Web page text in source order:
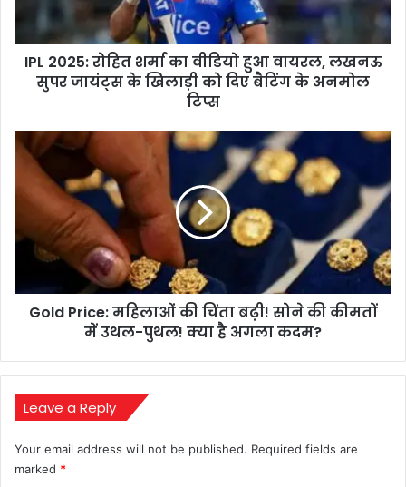
लखनऊ
सुपर
जायंट्स
दिए
के
अनमोल
टिप्स
IPL 2025: रोहित शर्मा का वीडियो हुआ वायरल, लखनऊ
सुपर जायंट्स के खिलाड़ी को दिए बैटिंग के अनमोल
टिप्स
Gold
Price:
महिलाओं
की
बढ़ी!
कीमतों
अगला
कदम?
Gold Price: महिलाओं की चिंता बढ़ी! सोने की कीमतों
में उथल-पुथल! क्या है अगला कदम?
Leave a Reply
Your email address will not be published. Required fields are
marked *